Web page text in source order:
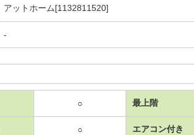
アットホーム[1132811520]
-
○ 最上階
○ エアコン付き